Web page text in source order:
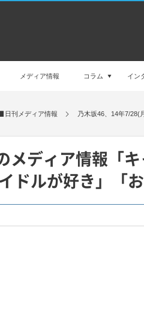
メディア情報 コラム イン
日刊メディア情報 乃木坂46、14年7/28(
ディア情報「キ
ドルが好き」「お